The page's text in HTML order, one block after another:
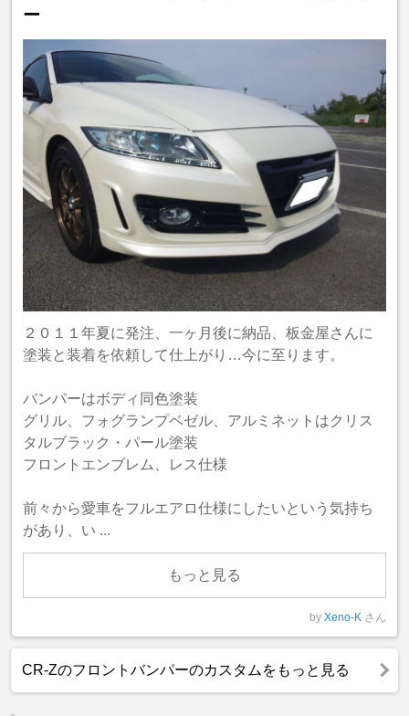
ー
２０１１年夏に発注、一ヶ月後に納品、板金屋さんに
塗装と装着を依頼して仕上がり…今に至ります。
バンパーはボディ同色塗装
グリル、フォグランプベゼル、アルミネットはクリス
タルブラック・パール塗装
フロントエンブレム、レス仕様
前々から愛車をフルエアロ仕様にしたいという気持ち
があり、い ...
もっと見る
by Xeno-K さん
CR-Zのフロントバンパーのカスタムをもっと見る